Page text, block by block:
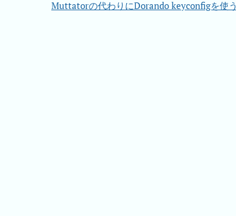
Muttatorの代わりにDorando keyconfigを使う